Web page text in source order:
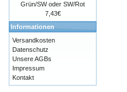
Grün/SW oder SW/Rot
7,43€
Informationen
Versandkosten
Datenschutz
Unsere AGBs
Impressum
Kontakt